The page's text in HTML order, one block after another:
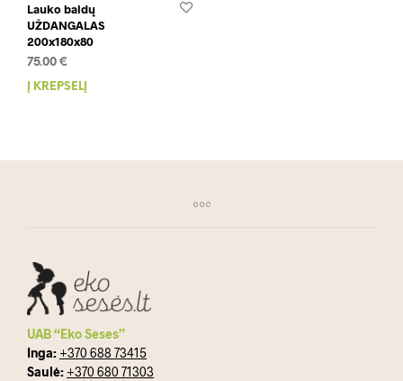
Lauko baldų
UŽDANGALAS
200x180x80
75.00 €
Į KREPŠELĮ
UAB “Eko Seses”
Inga: +370 688 73415
Saulė: +370 680 71303